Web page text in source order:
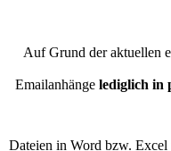
Auf Grund der aktuellen
Emailanhänge lediglich in
Dateien in Word bzw.